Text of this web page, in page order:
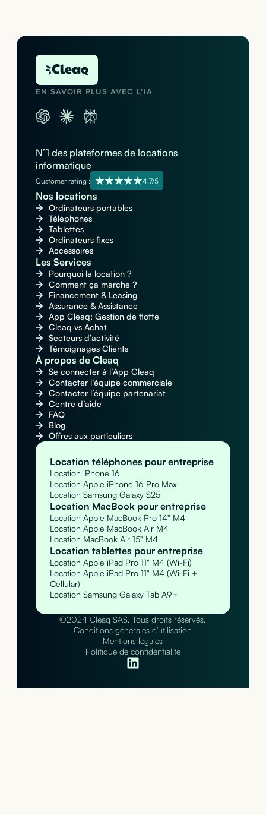
EN SAVOIR PLUS AVEC L'IA
N°1 des plateformes de locations
informatique
Customer rating : 4,7/5
Nos locations
Ordinateurs portables
Téléphones
Tablettes
Ordinateurs fixes
Accessoires
Les Services
Pourquoi la location ?
Comment ça marche ?
Financement & Leasing
Assurance & Assistance
App Cleaq: Gestion de flotte
Cleaq vs Achat
Secteurs d’activité
Témoignages Clients
À propos de Cleaq
Se connecter à l’App Cleaq
Contacter l’équipe commerciale
Contacter l’équipe partenariat
Centre d’aide
FAQ
Blog
Offres aux particuliers
Location téléphones pour entreprise
Location iPhone 16
Location Apple iPhone 16 Pro Max
Location Samsung Galaxy S25
Location MacBook pour entreprise
Location Apple MacBook Pro 14" M4
Location Apple MacBook Air M4
Location MacBook Air 15" M4
Location tablettes pour entreprise
Location Apple iPad Pro 11" M4 (Wi-Fi)
Location Apple iPad Pro 11" M4 (Wi-Fi +
Cellular)
Location Samsung Galaxy Tab A9+
©2024 Cleaq SAS. Tous droits réservés.
Conditions générales d'utilisation
Mentions légales
Politique de confidentialité